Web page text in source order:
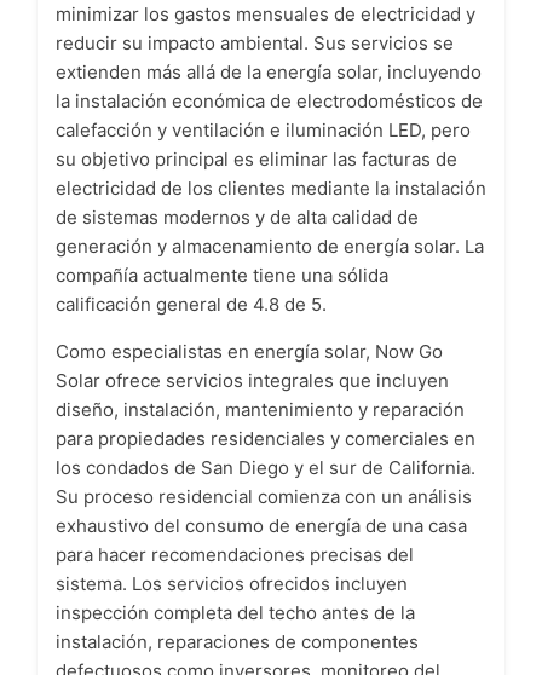
minimizar los gastos mensuales de electricidad y
reducir su impacto ambiental. Sus servicios se
extienden más allá de la energía solar, incluyendo
la instalación económica de electrodomésticos de
calefacción y ventilación e iluminación LED, pero
su objetivo principal es eliminar las facturas de
electricidad de los clientes mediante la instalación
de sistemas modernos y de alta calidad de
generación y almacenamiento de energía solar. La
compañía actualmente tiene una sólida
calificación general de 4.8 de 5.
Como especialistas en energía solar, Now Go
Solar ofrece servicios integrales que incluyen
diseño, instalación, mantenimiento y reparación
para propiedades residenciales y comerciales en
los condados de San Diego y el sur de California.
Su proceso residencial comienza con un análisis
exhaustivo del consumo de energía de una casa
para hacer recomendaciones precisas del
sistema. Los servicios ofrecidos incluyen
inspección completa del techo antes de la
instalación, reparaciones de componentes
defectuosos como inversores, monitoreo del